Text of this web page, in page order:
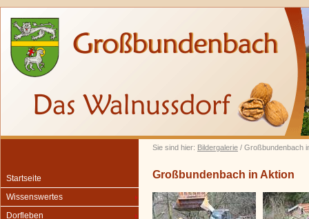
Sie sind hier: Bildergalerie / Großbundenbach
Startseite
Wissenswertes
Dorfleben
Großbundenbach in Aktion